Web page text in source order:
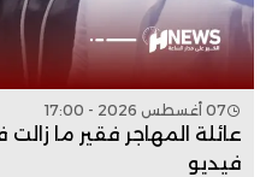
07 أغسطس 2026 - 17:00
عائلة المهاجر فقير ما زالت
فيديو